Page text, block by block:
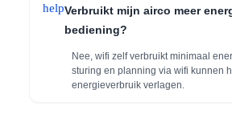
helpVerbruikt mijn airco meer
bediening?
Nee, wifi zelf verbruikt minimaal
sturing en planning via wifi kunnen
energieverbruik verlagen.